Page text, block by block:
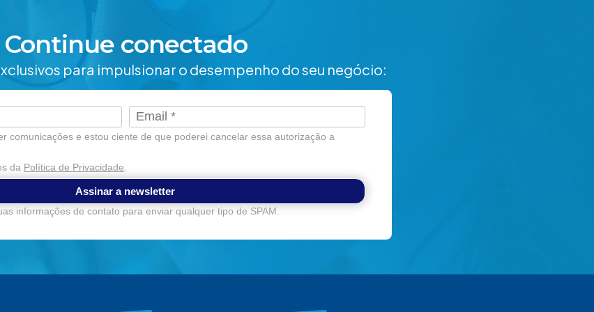
Continue conectado
para impulsionar o desempenho do seu negócio:
comunicações e estou ciente de que poderei cancelar essa autorização a
da Política de Privacidade
Assinar a newsletter
informações de contato para enviar qualquer tipo de SPAM.